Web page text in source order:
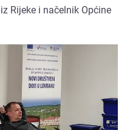
Rijeke i načelnik Općine